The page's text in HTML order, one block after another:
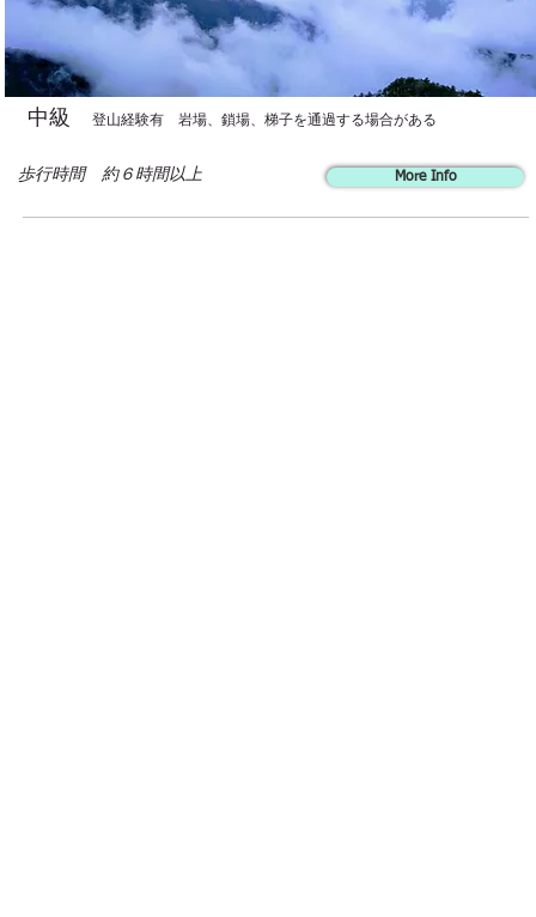
中級 登山経験有 岩場、鎖場、梯子を通過する場合がある
歩行時間 約６時間以上 More Info